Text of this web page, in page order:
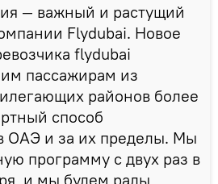
— важный и растущий
Flydubai. Новое
flydubai
пассажирам из
районов более
способ
ОАЭ и за их пределы. Мы
программу с двух раз в
и мы будем рады